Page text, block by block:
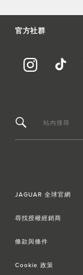
官方社群
站內搜尋
JAGUAR 全球官網
尋找授權經銷商
條款與條件
Cookie 政策